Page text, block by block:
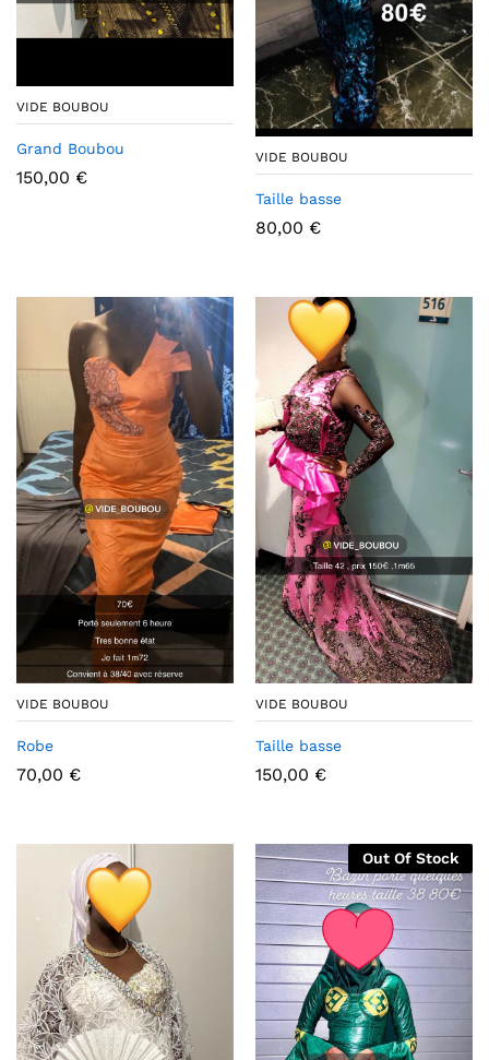
VIDE BOUBOU
Grand Boubou
150,00 €
VIDE BOUBOU
Taille basse
80,00 €
VIDE BOUBOU
Robe
70,00 €
VIDE BOUBOU
Taille basse
150,00 €
Out Of Stock